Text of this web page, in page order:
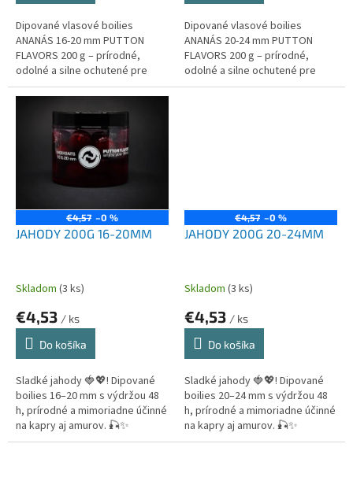
Dipované vlasové boilies
ANANÁS 16-20 mm PUTTON
FLAVORS 200 g – prírodné,
odolné a silne ochutené pre
kapry a amury.
Dipované vlasové boilies
ANANÁS 20-24 mm PUTTON
FLAVORS 200 g – prírodné,
odolné a silne ochutené pre
kapry a amury.
€4,57 –0 %
JAHODY 200G 16-20MM
Skladom (3 ks)
€4,53 / ks
Do košíka
Sladké jahody 🍓💖! Dipované
boilies 16–20 mm s výdržou 48
h, prírodné a mimoriadne účinné
na kapry aj amurov. 🎣✨
€4,57 –0 %
JAHODY 200G 20-24MM
Skladom (3 ks)
€4,53 / ks
Do košíka
Sladké jahody 🍓💖! Dipované
boilies 20–24 mm s výdržou 48
h, prírodné a mimoriadne účinné
na kapry aj amurov. 🎣✨